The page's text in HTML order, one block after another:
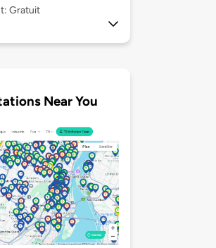
Gratuit
Near You